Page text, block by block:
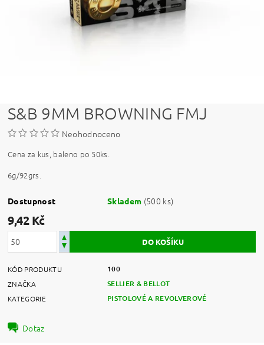
S&B 9MM BROWNING FMJ
Neohodnoceno
Cena za kus, baleno po 50ks.
6g/92grs.
Dostupnost Skladem (500 ks)
9,42 Kč
KÓD PRODUKTU 100
ZNAČKA SELLIER & BELLOT
KATEGORIE PISTOLOVÉ A REVOLVEROVÉ
Dotaz